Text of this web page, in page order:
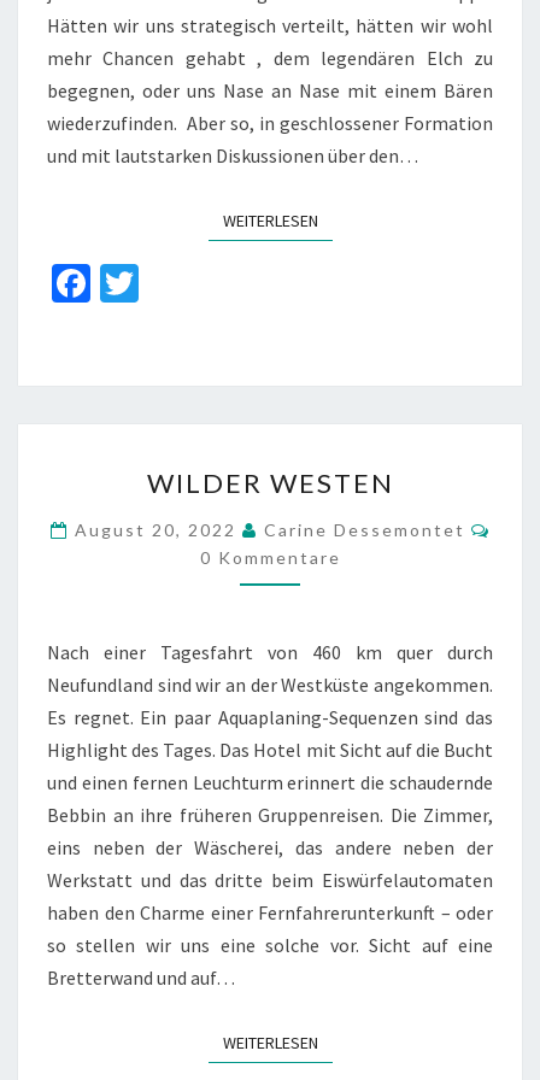
Hätten wir uns strategisch verteilt, hätten wir wohl
mehr Chancen gehabt , dem legendären Elch zu
begegnen, oder uns Nase an Nase mit einem Bären
wiederzufinden. Aber so, in geschlossener Formation
und mit lautstarken Diskussionen über den…
WEITERLESENWEITERLESEN
Fa
o
o
er
WESTEN
WILDER WESTEN
August 20, 2022 Carine Dessemontet
0 Kommentare
Nach einer Tagesfahrt von 460 km quer durch
Neufundland sind wir an der Westküste angekommen.
Es regnet. Ein paar Aquaplaning-Sequenzen sind das
Highlight des Tages. Das Hotel mit Sicht auf die Bucht
und einen fernen Leuchturm erinnert die schaudernde
Bebbin an ihre früheren Gruppenreisen. Die Zimmer,
eins neben der Wäscherei, das andere neben der
Werkstatt und das dritte beim Eiswürfelautomaten
haben den Charme einer Fernfahrerunterkunft – oder
so stellen wir uns eine solche vor. Sicht auf eine
Bretterwand und auf…
WEITERLESENWEITERLESEN